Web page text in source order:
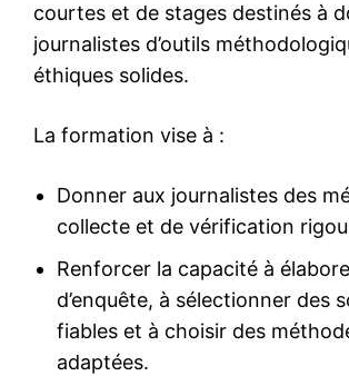
courtes et de stages destinés à
journalistes d’outils
éthiques solides.
La formation vise à :
Donner aux journalistes des
collecte et de vérification
Renforcer la capacité à
d’enquête, à sélectionner des
fiables et à choisir des
adaptées.